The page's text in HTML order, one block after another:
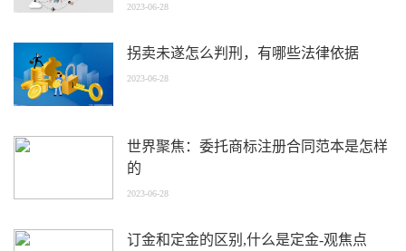
2023-06-28
拐卖未遂怎么判刑，有哪些法律依据
2023-06-28
世界聚焦：委托商标注册合同范本是怎样
的
2023-06-28
订金和定金的区别,什么是定金-观焦点